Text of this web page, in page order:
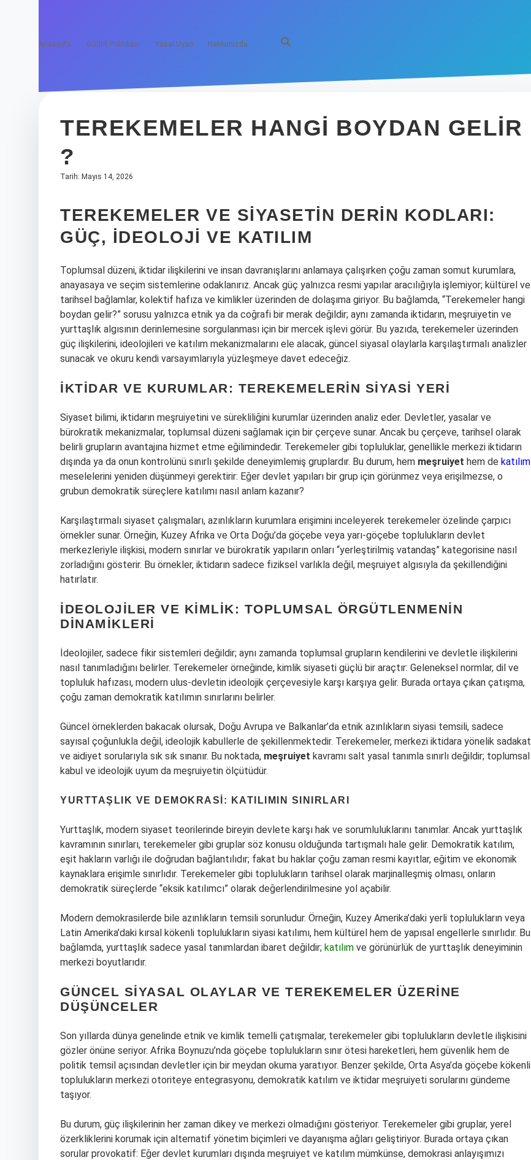
Anasayfa Gizlilik Politikası Yasal Uyarı Hakkımızda
TEREKEMELER HANGI BOYDAN GELIR
?
Tarih: Mayıs 14, 2026
TEREKEMELER VE SIYASETIN DERIN KODLARI:
GÜÇ, İDEOLOJI VE KATILIM
Toplumsal düzeni, iktidar ilişkilerini ve insan davranışlarını anlamaya çalışırken çoğu zaman somut kurumlara,
anayasaya ve seçim sistemlerine odaklanırız. Ancak güç yalnızca resmi yapılar aracılığıyla işlemiyor; kültürel ve
tarihsel bağlamlar, kolektif hafıza ve kimlikler üzerinden de dolaşıma giriyor. Bu bağlamda, “Terekemeler hangi
boydan gelir?” sorusu yalnızca etnik ya da coğrafi bir merak değildir; aynı zamanda iktidarın, meşruiyetin ve
yurttaşlık algısının derinlemesine sorgulanması için bir mercek işlevi görür. Bu yazıda, terekemeler üzerinden
güç ilişkilerini, ideolojileri ve katılım mekanizmalarını ele alacak, güncel siyasal olaylarla karşılaştırmalı analizler
sunacak ve okuru kendi varsayımlarıyla yüzleşmeye davet edeceğiz.
İKTIDAR VE KURUMLAR: TEREKEMELERIN SIYASI YERI
Siyaset bilimi, iktidarın meşruiyetini ve sürekliliğini kurumlar üzerinden analiz eder. Devletler, yasalar ve
bürokratik mekanizmalar, toplumsal düzeni sağlamak için bir çerçeve sunar. Ancak bu çerçeve, tarihsel olarak
belirli grupların avantajına hizmet etme eğilimindedir. Terekemeler gibi topluluklar, genellikle merkezi iktidarın
dışında ya da onun kontrolünü sınırlı şekilde deneyimlemiş gruplardır. Bu durum, hem meşruiyet hem de katılım
meselelerini yeniden düşünmeyi gerektirir: Eğer devlet yapıları bir grup için görünmez veya erişilmezse, o
grubun demokratik süreçlere katılımı nasıl anlam kazanır?
Karşılaştırmalı siyaset çalışmaları, azınlıkların kurumlara erişimini inceleyerek terekemeler özelinde çarpıcı
örnekler sunar. Örneğin, Kuzey Afrika ve Orta Doğu’da göçebe veya yarı-göçebe toplulukların devlet
merkezleriyle ilişkisi, modern sınırlar ve bürokratik yapıların onları “yerleştirilmiş vatandaş” kategorisine nasıl
zorladığını gösterir. Bu örnekler, iktidarın sadece fiziksel varlıkla değil, meşruiyet algısıyla da şekillendiğini
hatırlatır.
İDEOLOJILER VE KIMLIK: TOPLUMSAL ÖRGÜTLENMENIN
DINAMIKLERI
İdeolojiler, sadece fikir sistemleri değildir; aynı zamanda toplumsal grupların kendilerini ve devletle ilişkilerini
nasıl tanımladığını belirler. Terekemeler örneğinde, kimlik siyaseti güçlü bir araçtır: Geleneksel normlar, dil ve
topluluk hafızası, modern ulus-devletin ideolojik çerçevesiyle karşı karşıya gelir. Burada ortaya çıkan çatışma,
çoğu zaman demokratik katılımın sınırlarını belirler.
Güncel örneklerden bakacak olursak, Doğu Avrupa ve Balkanlar’da etnik azınlıkların siyasi temsili, sadece
sayısal çoğunlukla değil, ideolojik kabullerle de şekillenmektedir. Terekemeler, merkezi iktidara yönelik sadakat
ve aidiyet sorularıyla sık sık sınanır. Bu noktada, meşruiyet kavramı salt yasal tanımla sınırlı değildir; toplumsal
kabul ve ideolojik uyum da meşruiyetin ölçütüdür.
YURTTAŞLIK VE DEMOKRASI: KATILIMIN SINIRLARI
Yurttaşlık, modern siyaset teorilerinde bireyin devlete karşı hak ve sorumluluklarını tanımlar. Ancak yurttaşlık
kavramının sınırları, terekemeler gibi gruplar söz konusu olduğunda tartışmalı hale gelir. Demokratik katılım,
eşit hakların varlığı ile doğrudan bağlantılıdır; fakat bu haklar çoğu zaman resmi kayıtlar, eğitim ve ekonomik
kaynaklara erişimle sınırlıdır. Terekemeler gibi toplulukların tarihsel olarak marjinalleşmiş olması, onların
demokratik süreçlerde “eksik katılımcı” olarak değerlendirilmesine yol açabilir.
Modern demokrasilerde bile azınlıkların temsili sorunludur. Örneğin, Kuzey Amerika’daki yerli toplulukların veya
Latin Amerika’daki kırsal kökenli toplulukların siyasi katılımı, hem kültürel hem de yapısal engellerle sınırlıdır. Bu
bağlamda, yurttaşlık sadece yasal tanımlardan ibaret değildir; katılım ve görünürlük de yurttaşlık deneyiminin
merkezi boyutlarıdır.
GÜNCEL SIYASAL OLAYLAR VE TEREKEMELER ÜZERINE
DÜŞÜNCELER
Son yıllarda dünya genelinde etnik ve kimlik temelli çatışmalar, terekemeler gibi toplulukların devletle ilişkisini
gözler önüne seriyor. Afrika Boynuzu’nda göçebe toplulukların sınır ötesi hareketleri, hem güvenlik hem de
politik temsil açısından devletler için bir meydan okuma yaratıyor. Benzer şekilde, Orta Asya’da göçebe kökenli
toplulukların merkezi otoriteye entegrasyonu, demokratik katılım ve iktidar meşruiyeti sorularını gündeme
taşıyor.
Bu durum, güç ilişkilerinin her zaman dikey ve merkezi olmadığını gösteriyor. Terekemeler gibi gruplar, yerel
özerkliklerini korumak için alternatif yönetim biçimleri ve dayanışma ağları geliştiriyor. Burada ortaya çıkan
sorular provokatif: Eğer devlet kurumları dışında meşruiyet ve katılım mümkünse, demokrasi anlayışımızı